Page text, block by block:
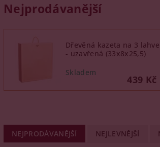
Nejprodávanější
Dřevěná kazeta na 3 lahve
- uzavřená (33x8x25,5)
439 Kč
NEJPRODÁVANĚJŠÍ NEJLEVNĚJŠÍ